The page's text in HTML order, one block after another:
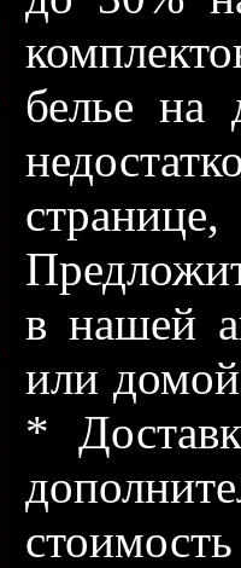
белье на
в нашей
или
*